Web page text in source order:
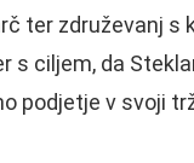
ter združevanj s
s ciljem, da
podjetje v svoji